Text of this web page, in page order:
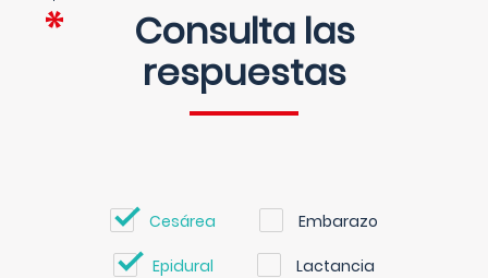
Consulta las
respuestas
Cesárea Embarazo
Epidural Lactancia